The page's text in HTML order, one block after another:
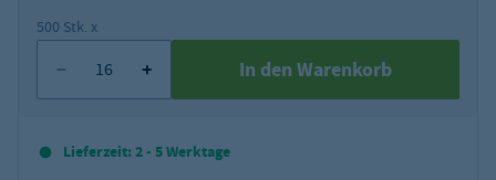
500 Stk. x
In den Warenkorb
Lieferzeit: 2 - 5 Werktage